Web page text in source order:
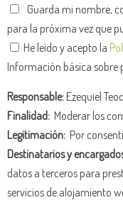
Guarda mi nombre,
para la próxima vez que
He leído y acepto la
Información básica sobre
Responsable:Ezequiel
Finalidad: Moderar los
Legitimación: Por
Destinatarios y
datos a terceros para
servicios de alojamiento